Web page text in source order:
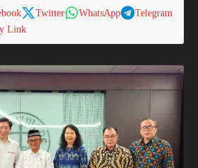
Twitter WhatsApp
Telegram
Link